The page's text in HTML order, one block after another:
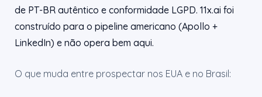
de PT-BR autêntico e conformidade LGPD. 11x.ai foi
construído para o pipeline americano (Apollo +
LinkedIn) e não opera bem aqui.
O que muda entre prospectar nos EUA e no Brasil: